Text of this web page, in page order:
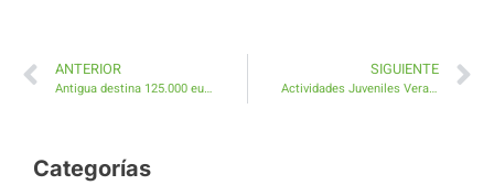
ANTERIOR
Antigua destina 125.000 euros al Transporte Escolar de estudiantes que cursan fuera del Municipio
SIGUIENTE
Actividades Juveniles Veraneando en Antigua
Categorías